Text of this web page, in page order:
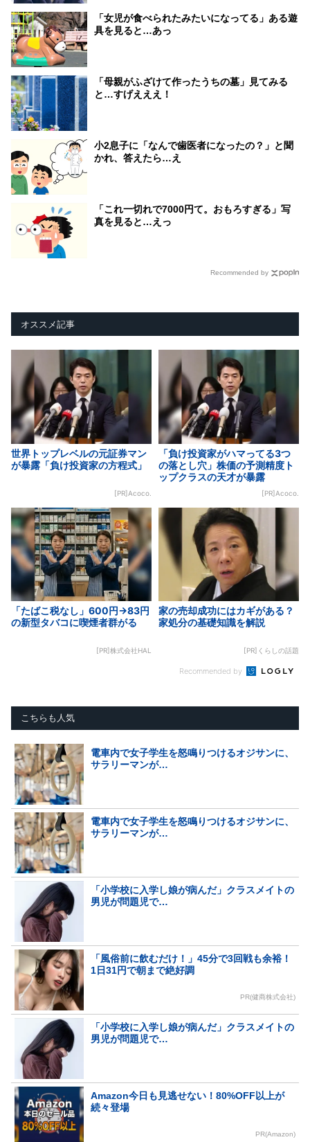
「女児が食べられたみたいになってる」ある遊
具を見ると…あっ
「母親がふざけて作ったうちの墓」見てみる
と…すげえええ！
小2息子に「なんで歯医者になったの？」と聞
かれ、答えたら…え
「これ一切れで7000円て。おもろすぎる」写
真を見ると…えっ
Recommended by
オススメ記事
世界トップレベルの元証券マン
が暴露「負け投資家の方程式」
[PR]Acoco.
「負け投資家がハマってる3つ
の落とし穴」株価の予測精度ト
ップクラスの天才が暴露
[PR]Acoco.
「たばこ税なし」600円→83円
の新型タバコに喫煙者群がる
[PR]株式会社HAL
家の売却成功にはカギがある？
家処分の基礎知識を解説
[PR]くらしの話題
Recommended by
こちらも人気
電車内で女子学生を怒鳴りつけるオジサンに、
サラリーマンが…
電車内で女子学生を怒鳴りつけるオジサンに、
サラリーマンが…
「小学校に入学し娘が病んだ」クラスメイトの
男児が問題児で…
「風俗前に飲むだけ！」45分で3回戦も余裕！
1日31円で朝まで絶好調
PR(健商株式会社)
「小学校に入学し娘が病んだ」クラスメイトの
男児が問題児で…
Amazon今日も見逃せない！80%OFF以上が
続々登場
PR(Amazon)